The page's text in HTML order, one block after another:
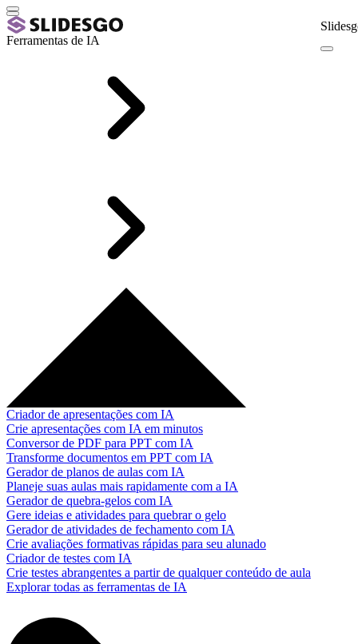
Ferramentas de IA
Criador de apresentações com IA
Crie apresentações com IA em minutos
Conversor de PDF para PPT com IA
Transforme documentos em PPT com IA
Gerador de planos de aulas com IA
Planeje suas aulas mais rapidamente com a IA
Gerador de quebra-gelos com IA
Gere ideias e atividades para quebrar o gelo
Gerador de atividades de fechamento com IA
Crie avaliações formativas rápidas para seu alunado
Criador de testes com IA
Crie testes abrangentes a partir de qualquer conteúdo de aula
Explorar todas as ferramentas de IA